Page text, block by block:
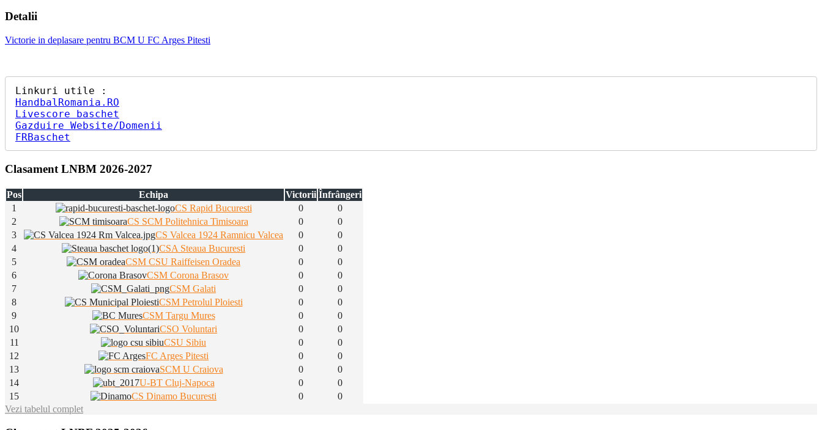
Detalii
Victorie in deplasare pentru BCM U FC Arges Pitesti
HandbalRomania.RO
Livescore baschet
Gazduire Website/Domenii
FRBaschet
Clasament LNBM 2026-2027
Pos Echipa Victorii Înfrângeri
1
CS Rapid Bucuresti 0
0
2
CS SCM Politehnica Timisoara 0
0
3
CS Valcea 1924 Ramnicu Valcea 0
0
4
CSA Steaua Bucuresti 0
0
5
CSM CSU Raiffeisen Oradea 0
0
6
CSM Corona Brasov 0
0
7
CSM Galati 0
0
8
CSM Petrolul Ploiesti 0
0
9
CSM Targu Mures 0
0
10
CSO Voluntari 0
0
11
CSU Sibiu 0
0
12
FC Arges Pitesti 0
0
13
SCM U Craiova 0
0
14
U-BT Cluj-Napoca 0
0
15
CS Dinamo Bucuresti 0
0
Vezi tabelul complet